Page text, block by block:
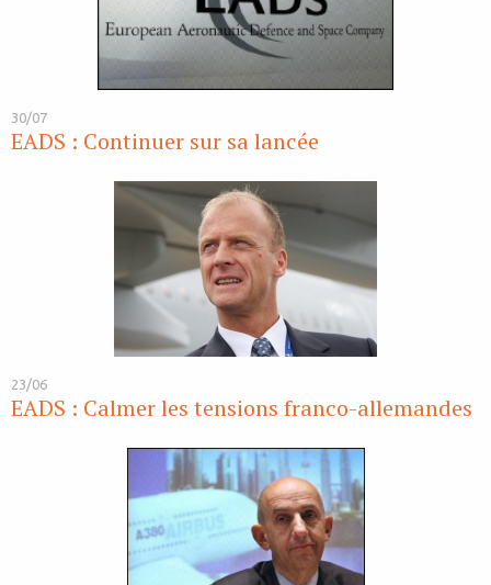
30/07
EADS : Continuer sur sa lancée
23/06
EADS : Calmer les tensions franco-allemandes